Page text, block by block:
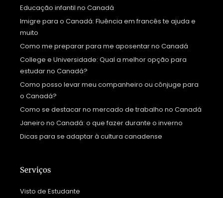
Educação infantil no Canadá
Imigre para o Canadá: Fluência em francês te ajuda e
muito
Como me preparar para me aposentar no Canadá
College e Universidade: Qual a melhor opção para
estudar no Canadá?
Como posso levar meu companheiro ou cônjuge para
o Canadá?
Como se destacar no mercado de trabalho no Canadá
Janeiro no Canadá: o que fazer durante o inverno
Dicas para se adaptar à cultura canadense
Serviços
Visto de Estudante